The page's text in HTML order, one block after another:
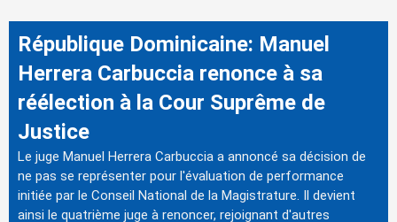
République Dominicaine: Manuel
Herrera Carbuccia renonce à sa
réélection à la Cour Suprême de
Justice
Le juge Manuel Herrera Carbuccia a annoncé sa décision de
ne pas se représenter pour l'évaluation de performance
initiée par le Conseil National de la Magistrature. Il devient
ainsi le quatrième juge à renoncer, rejoignant d'autres